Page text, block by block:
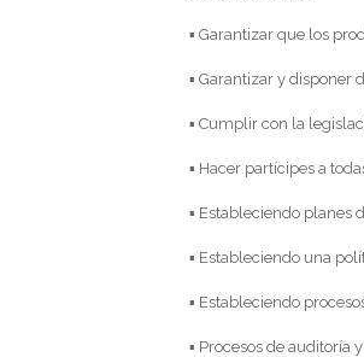
▪ Garantizar que los
▪ Garantizar y disponer
▪ Cumplir con la
▪ Hacer partícipes a
▪ Estableciendo planes
▪ Estableciendo una
▪ Estableciendo
▪ Procesos de auditoría